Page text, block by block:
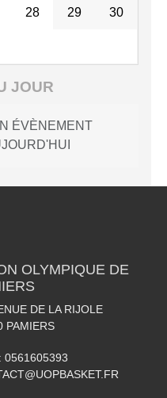
28 29 30
JOUR
ÉVÈNEMENT
OLYMPIQUE DE
DE LA RIJOLE
PAMIERS
0561605393